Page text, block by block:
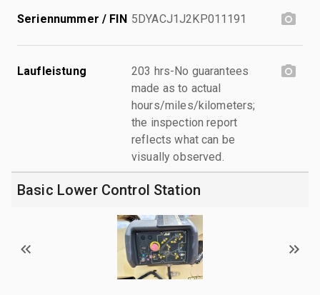
Seriennummer / FIN 5DYACJ1J2KP011191
Laufleistung
203 hrs-No guarantees
made as to actual
hours/miles/kilometers;
the inspection report
reflects what can be
visually observed.
Basic Lower Control Station